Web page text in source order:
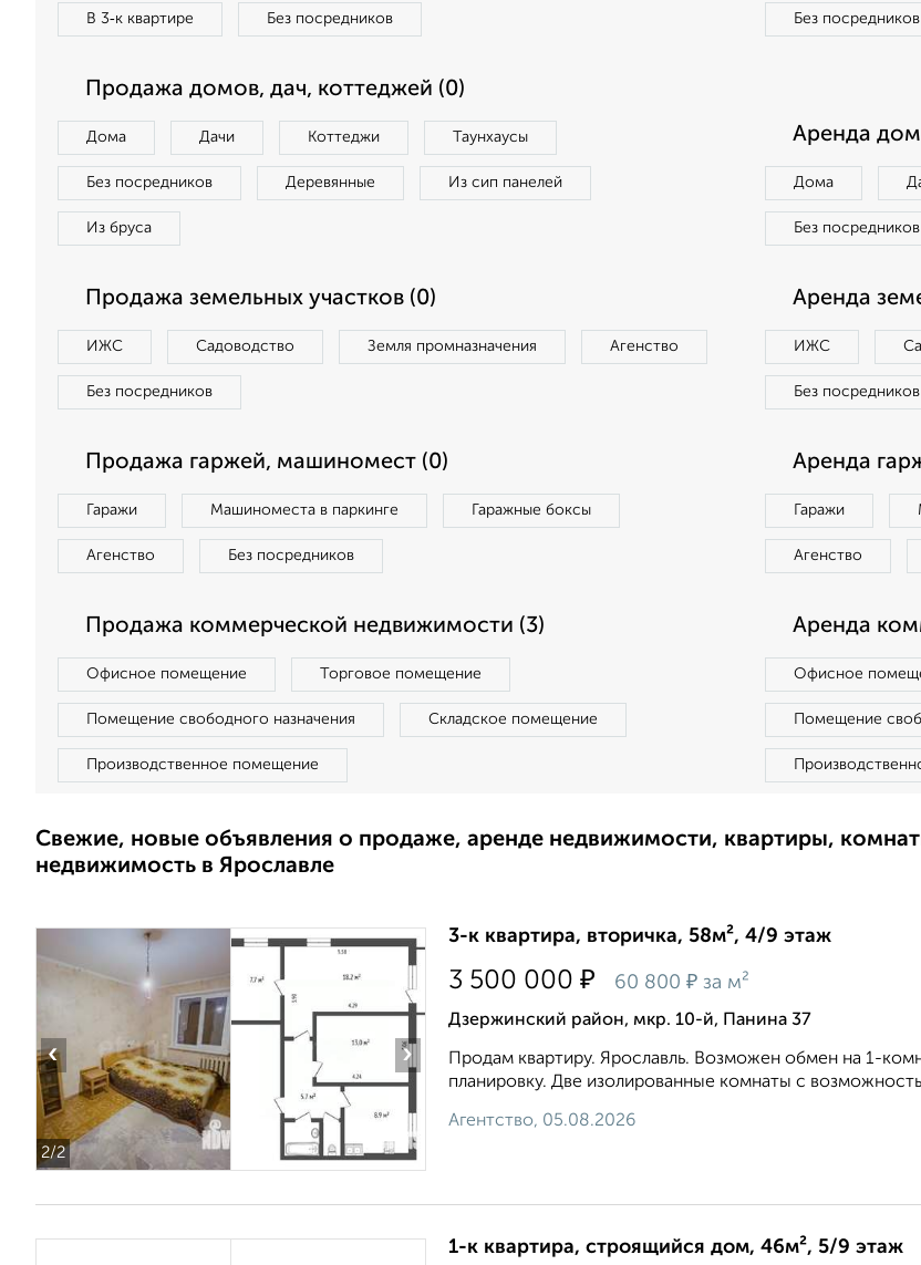
В 3‑к квартире Без посредников Без посредников
Продажа домов, дач, коттеджей (0)
Дома Дачи Коттеджи Таунхаусы
Без посредников Деревянные Из сип панелей
Из бруса
Аренда
Дома
Без посредников
Продажа земельных участков (0)
ИЖС Садоводство Земля промназначения Агенство
Без посредников
Аренда
ИЖС
Без посредников
Продажа гаржей, машиномест (0)
Гаражи Машиноместа в паркинге Гаражные боксы
Агенство Без посредников
Аренда
Гаражи
Агенство
Продажа коммерческой недвижимости (3)
Офисное помещение Торговое помещение
Помещение свободного назначения Складское помещение
Производственное помещение
Аренда
Офисное
Помещение
Свежие, новые объявления о продаже, аренде недвижимости, квартиры,
недвижимость в Ярославле
2/2
‹ ›
3-к квартира, вторичка, 58м², 4/9 этаж
3 500 000 ₽ 60 800 ₽ за м²
Дзержинский район, мкр. 10-й, Панина 37
Продам квартиру. Ярославль. Возможен обмен на 1-
планировку. Две изолированные комнаты с
Агентство, 05.08.2026
1-к квартира, строящийся дом, 46м², 5/9 этаж